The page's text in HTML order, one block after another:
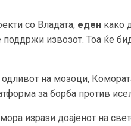
со Владата, еден како
поддржи извозот. Тоа ќе
одливот на мозоци,
за борба против
изрази доајенот на